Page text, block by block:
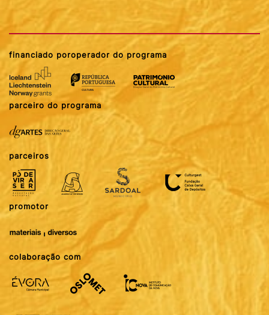
financiado poroperador do programa
parceiro do programa
parceiros
promotor
colaboração com